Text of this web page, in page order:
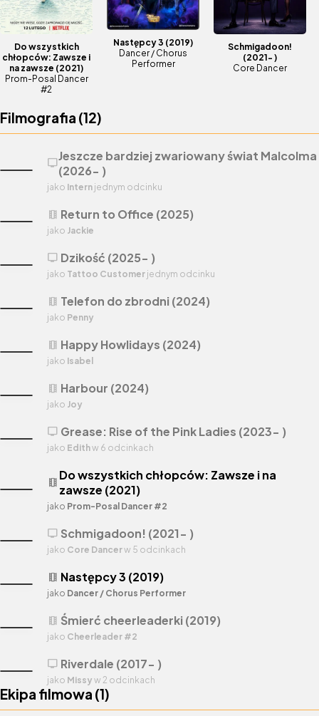
Do wszystkich
chłopców: Zawsze i
na zawsze (2021)
Prom-Posal Dancer
#2
Następcy 3 (2019)
Dancer / Chorus
Performer
Schmigadoon!
(2021- )
Core Dancer
Filmografia (12)
theaters Telefon do zbrodni (2024)
jako Penny
theaters Następcy 3 (2019)
jako Dancer / Chorus Performer
theaters Do wszystkich chłopców: Zawsze i na
zawsze (2021)
jako Prom-Posal Dancer #2
theaters Return to Office (2025)
jako Jackie
theaters Happy Howlidays (2024)
jako Isabel
theaters Harbour (2024)
jako Joy
theaters Śmierć cheerleaderki (2019)
jako Cheerleader #2
tv Riverdale (2017- )
jako Missy w 2 odcinkach
tv Grease: Rise of the Pink Ladies (2023- )
jako Edithw 6 odcinkach
tv Schmigadoon! (2021- )
jako Core Dancerw 5 odcinkach
tv Dzikość (2025- )
jako Tattoo Customer jednym odcinku
tvJeszcze bardziej zwariowany świat Malcolma
(2026- )
jako Intern jednym odcinku
Ekipa filmowa (1)